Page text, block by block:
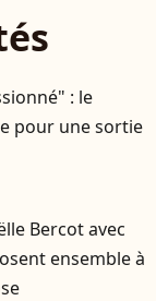
: le
pour une sortie
Bercot avec
ensemble à